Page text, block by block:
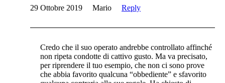
29 Ottobre 2019
Mario Reply
Credo che il suo operato andrebbe controllato affinché
non ripeta condotte di cattivo gusto. Ma va precisato,
per riprendere il tuo esempio, che non ci sono prove
che abbia favorito qualcuna “obbediente” e sfavorito